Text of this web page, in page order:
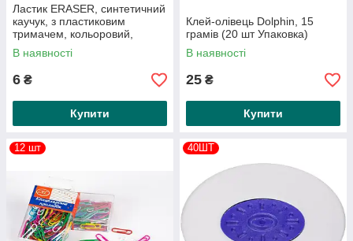
Ластик ERASER, синтетичний
каучук, з пластиковим
тримачем, кольоровий,
овальний, розмір 40 мм
В наявності
6 ₴
Купити
Клей-олівець Dolphin, 15
грамів (20 шт Упаковка)
В наявності
25 ₴
Купити
12 шт 40ШТ